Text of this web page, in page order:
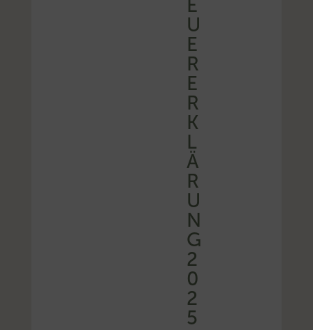
E
U
E
R
E
R
K
L
Ä
R
U
N
G
2
0
2
5